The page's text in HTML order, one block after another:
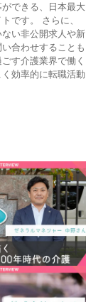
できる、日本最大
です。 さらに、
い非公開求人や新
合わせすることも
す介護業界で働く
効率的に転職活動